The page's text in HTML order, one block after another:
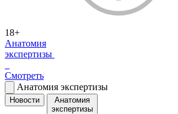
18+
Анатомия
экспертизы
Смотреть
Анатомия экспертизы
Новости
Анатомия
экспертизы